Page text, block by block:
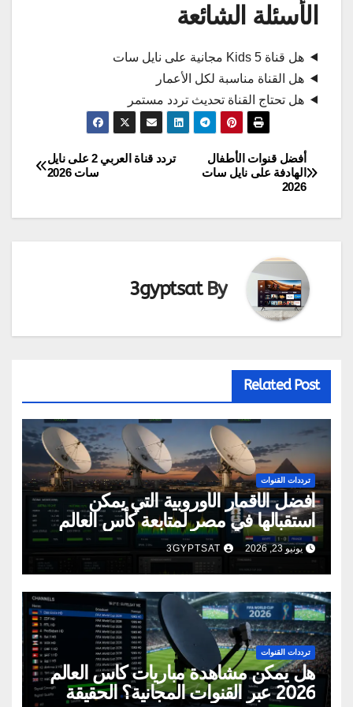
الأسئلة الشائعة
هل قناة 5 Kids مجانية على نايل سات
هل القناة مناسبة لكل الأعمار
هل تحتاج القناة تحديث تردد مستمر
تصفّح
المقالات
تردد قناة العربي 2 على نايل
سات 2026
أفضل قنوات الأطفال
الهادفة على نايل سات
2026
By
3gyptsat
Related Post
ترددات القنوات
أفضل الأقمار الأوروبية التي يمكن
استقبالها في مصر لمتابعة كأس العالم
2026
يونيو 23, 2026 3GYPTSAT
ترددات القنوات
هل يمكن مشاهدة مباريات كأس العالم
2026 عبر القنوات المجانية؟ الحقيقة